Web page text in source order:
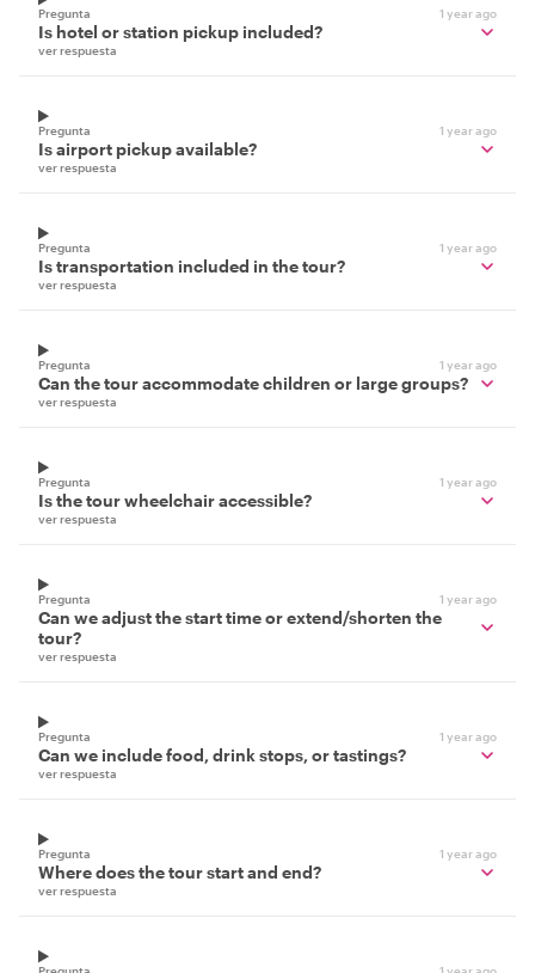
Pregunta 1 year ago
Is hotel or station pickup included?
ver respuesta
Pregunta 1 year ago
Is airport pickup available?
ver respuesta
Pregunta 1 year ago
Is transportation included in the tour?
ver respuesta
Pregunta 1 year ago
Can the tour accommodate children or large groups?
ver respuesta
Pregunta 1 year ago
Is the tour wheelchair accessible?
ver respuesta
Pregunta 1 year ago
Can we adjust the start time or extend/shorten the
tour?
ver respuesta
Pregunta 1 year ago
Can we include food, drink stops, or tastings?
ver respuesta
Pregunta 1 year ago
Where does the tour start and end?
ver respuesta